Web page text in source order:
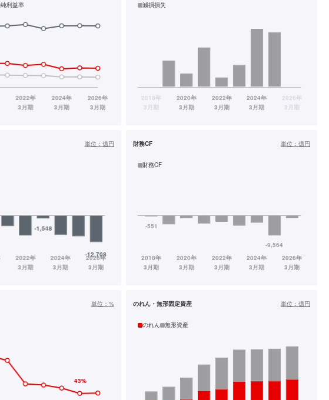
純利益率 減損損失
単位： 億円 財務CF 単位： 億円
財務CF
単位： % のれん・無形固定資産 単位： 億円
のれん 無形資産